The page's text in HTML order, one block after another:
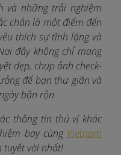
và những trải nghiệm
chắn là một điểm đến
thích sự tĩnh lặng và
đây không chỉ mang
đẹp, chụp ảnh check-
để bạn thư giãn và
bận rộn.
thông tin thú vị khác
bay cùng Vietnam
tuyệt vời nhất!